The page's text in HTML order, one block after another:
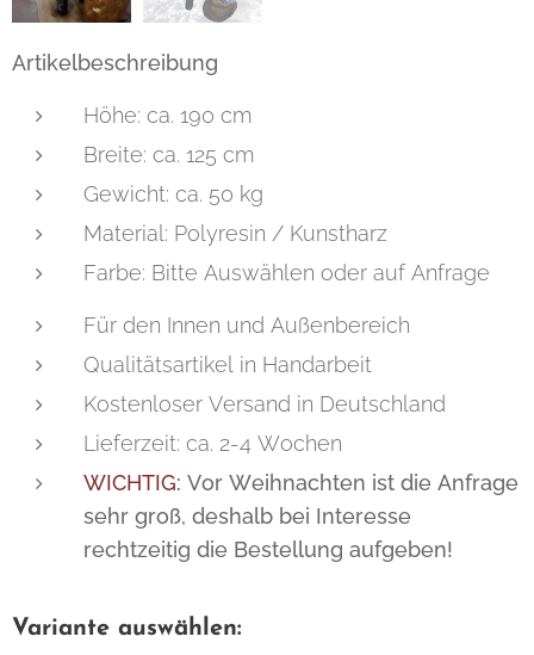
Artikelbeschreibung
Höhe: ca. 190 cm
Breite: ca. 125 cm
Gewicht: ca. 50 kg
Material: Polyresin / Kunstharz
Farbe: Bitte Auswählen oder auf Anfrage
Für den Innen und Außenbereich
Qualitätsartikel in Handarbeit
Kostenloser Versand in Deutschland
Lieferzeit: ca. 2-4 Wochen
WICHTIG: Vor Weihnachten ist die Anfrage
sehr groß, deshalb bei Interesse
rechtzeitig die Bestellung aufgeben!
Variante auswählen: